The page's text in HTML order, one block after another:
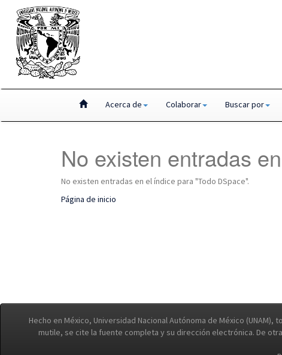
Acerca de Colaborar Buscar por
No existen entradas
No existen entradas en el índice para "Todo DSpace".
Página de inicio
Hecho en México, Universidad Nacional Autónoma de México
mutile, se cite la fuente completa y su dirección electrónica. De